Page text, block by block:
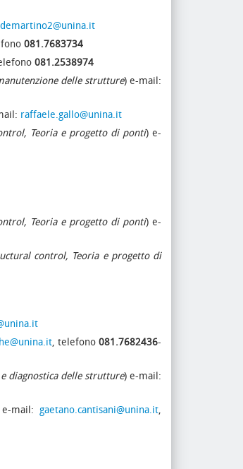
081.7683734
081.2538974
delle strutture) e-mail:
raffaele.gallo@unina.it
Teoria e progetto di ponti) e-
Teoria e progetto di ponti) e-
control, Teoria e progetto di
, telefono081.7682436-
diagnostica delle strutture) e-mail:
mail:gaetano.cantisani@unina.it,